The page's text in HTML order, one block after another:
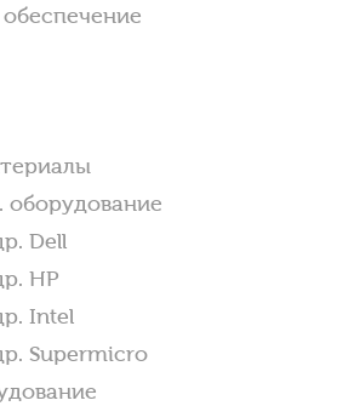
оборудование
Dell
HP
Intel
Supermicro